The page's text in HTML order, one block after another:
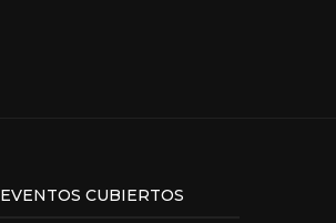
EVENTOS CUBIERTOS